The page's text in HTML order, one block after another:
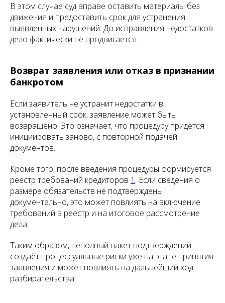
В этом случае суд вправе оставить материалы без
движения и предоставить срок для устранения
выявленных нарушений. До исправления недостатков
дело фактически не продвигается.
Возврат заявления или отказ в признании
банкротом
Если заявитель не устранит недостатки в
установленный срок, заявление может быть
возвращено. Это означает, что процедуру придётся
инициировать заново, с повторной подачей
документов.
Кроме того, после введения процедуры формируется
реестр требований кредиторов 1 . Если сведения о
размере обязательств не подтверждены
документально, это может повлиять на включение
требований в реестр и на итоговое рассмотрение
дела.
Таким образом, неполный пакет подтверждений
создаёт процессуальные риски уже на этапе принятия
заявления и может повлиять на дальнейший ход
разбирательства.